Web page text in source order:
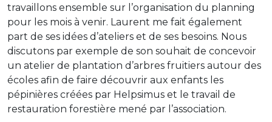
travaillons ensemble sur l’organisation du planning
pour les mois à venir. Laurent me fait également
part de ses idées d’ateliers et de ses besoins. Nous
discutons par exemple de son souhait de concevoir
un atelier de plantation d’arbres fruitiers autour des
écoles afin de faire découvrir aux enfants les
pépinières créées par Helpsimus et le travail de
restauration forestière mené par l’association.